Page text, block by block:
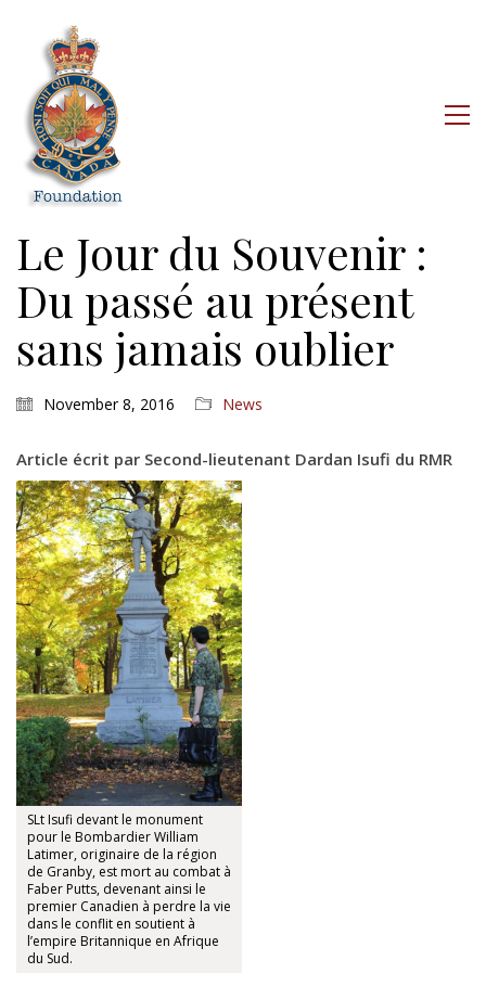
Le Jour du Souvenir :
Du passé au présent
sans jamais oublier
November 8, 2016 News
Article écrit par Second-lieutenant Dardan Isufi du RMR
SLt Isufi devant le monument
pour le Bombardier William
Latimer, originaire de la région
de Granby, est mort au combat à
Faber Putts, devenant ainsi le
premier Canadien à perdre la vie
dans le conflit en soutient à
l’empire Britannique en Afrique
du Sud.